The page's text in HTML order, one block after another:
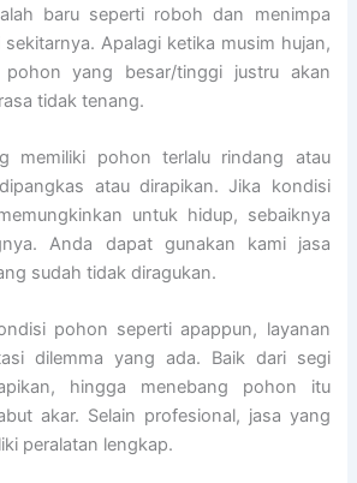
baru seperti roboh dan menimpa
Apalagi ketika musim hujan,
yang besar/tinggi justru akan
tidak tenang.
memiliki pohon terlalu rindang atau
atau dirapikan. Jika kondisi
untuk hidup, sebaiknya
Anda dapat gunakan kami jasa
sudah tidak diragukan.
pohon seperti apappun, layanan
dilemma yang ada. Baik dari segi
hingga menebang pohon itu
akar. Selain profesional, jasa yang
peralatan lengkap.